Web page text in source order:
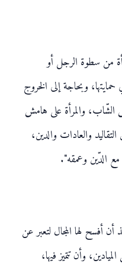
من سطوة الرجل أو
وبحاجة إلى الخروج
الشّاب، والمرأة على هامش
والعادات والدين،
الدّين وعمقه".
أفسح لها المجال لتعبر عن
وأن تتميز فيها،